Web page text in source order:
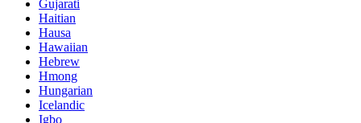
Gujarati
Haitian
Hausa
Hawaiian
Hebrew
Hmong
Hungarian
Icelandic
Igbo